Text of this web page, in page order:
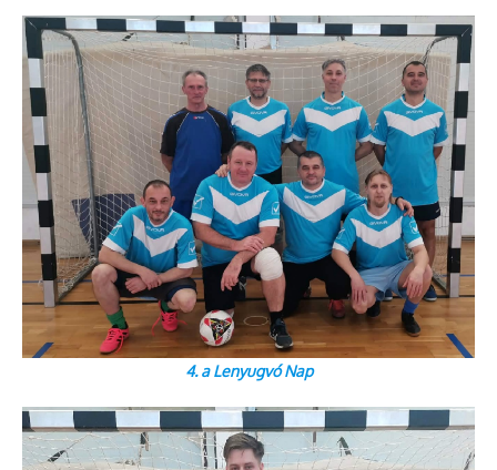
4. a Lenyugvó Nap